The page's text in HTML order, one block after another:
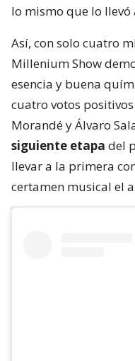
lo mismo que lo llevó
Así, con solo cuatro
Millenium Show
esencia y buena
cuatro votos
Morandé y Álvaro
siguiente etapa del
llevar a la primera
certamen musical el